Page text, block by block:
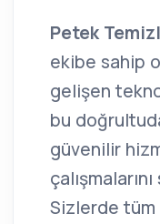
Petek
ekibe sahip
gelişen
bu
güvenilir
Sizlerde tüm